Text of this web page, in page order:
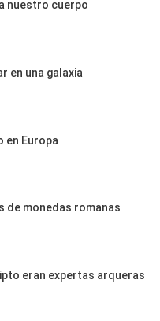
nuestro cuerpo
en una galaxia
en Europa
de monedas romanas
eran expertas arqueras